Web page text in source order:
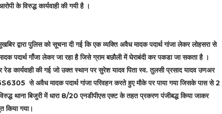
के विरुद्ध कार्यवाही की गयी है ।
द्वारा पुलिस को सूचना दी गई कि एक व्यक्ति अवैध मादक पदार्थ गांजा लेकर लोहसरा से
पदार्थ गाँजा लेकर जा रहा है जिसे ग्राम बछौली में घेराबंदी कर पकडा जा सकता है ।
रेड कार्यवाही की गई जो उक्त स्थान पर सुरेश यादव पिता स्व. तुलसी प्रसाद यादव उणअर
से अवैध मादक पदार्थ गांजा परिवहन करते हुए मौके पर पाया गया जिसके पास से 2
थाना बिजुरी में धारा 8/20 एनडीपीएस एक्ट के तहत प्रकरण पंजीबद्ध किया जाकर
किया गया।